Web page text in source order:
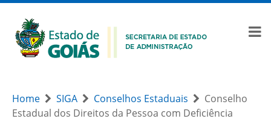
Home SIGA Conselhos Estaduais
Conselho
Estadual dos Direitos da Pessoa com Deficiência